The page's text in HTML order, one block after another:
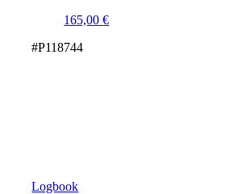
165,00€
#P118744
Logbook